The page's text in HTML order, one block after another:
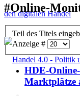
#Online-
Teil des Titels
Anzeige #
HDE-
Marktplätze